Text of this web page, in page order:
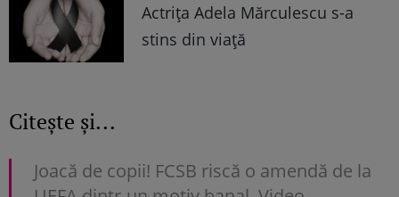
Actrița Adela Mărculescu s-a
stins din viață
Citește și...
Joacă de copii! FCSB riscă o amendă de la